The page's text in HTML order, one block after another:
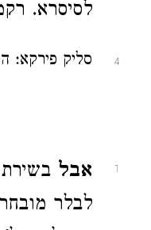
לסיסרא.
4 סליק פירקא:
1 אבל
לבלר